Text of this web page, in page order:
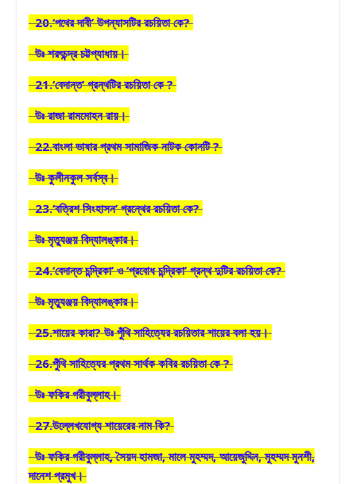
20.‘পথের দাবী’ উপন্যাসটির রচয়িতা কে?
উঃ শরৎচন্দ্র চট্টপ্যাধায়।
21.‘বেদান্ত’ গ্রন্থটির রচয়িতা কে ?
উঃ রাজা রামমোহন রায়।
22.বাংলা ভাষার প্রথম সামাজিক নাটক কোনটি ?
উঃ কুলীনকুল সর্বস্ব।
23.‘বত্রিশ সিংহাসন’ গ্রন্থের রচয়িতা কে?
উঃ মৃত্যুঞ্জয় বিদ্যালঙ্কার।
24.‘বেদান্ত চন্দ্রিকা’ ও ‘প্রবোধ চন্দ্রিকা’ গ্রন্থ দুটির রচয়িতা কে?
উঃ মৃত্যুঞ্জয় বিদ্যালঙ্কার।
25.শায়ের কারা? উঃ পুঁথি সাহিত্যের রচয়িতার শায়ের বলা হয়।
26.পুঁথি সাহিত্যের প্রথম সার্থক কবির রচয়িতা কে ?
উঃ ফকির গরীবুল্লাহ।
27.উল্লেখযোগ্য শায়েরের নাম কি?
উঃ ফকির গরীবুল্লাহ, সৈয়দ হামজা, মালে মুহম্মদ, আয়েজুদ্দিন, মুহম্মদ মুনশী,
দানেশ প্রমুখ।